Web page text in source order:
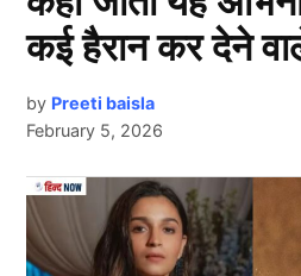
आईपीएल 2025 में पैट कमिंस की
कई हैरान कर देने
by Preeti baisla
February 5, 2026